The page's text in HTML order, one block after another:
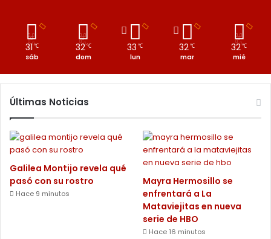
31 ℃
sáb
32 ℃
dom
33 ℃
lun
32℃
mar
32℃
mié
Últimas Noticias
Galilea Montijo revela qué
pasó con su rostro
Hace 9 minutos
Mayra Hermosillo se
enfrentará a La
Mataviejitas en nueva
serie de HBO
Hace 16 minutos